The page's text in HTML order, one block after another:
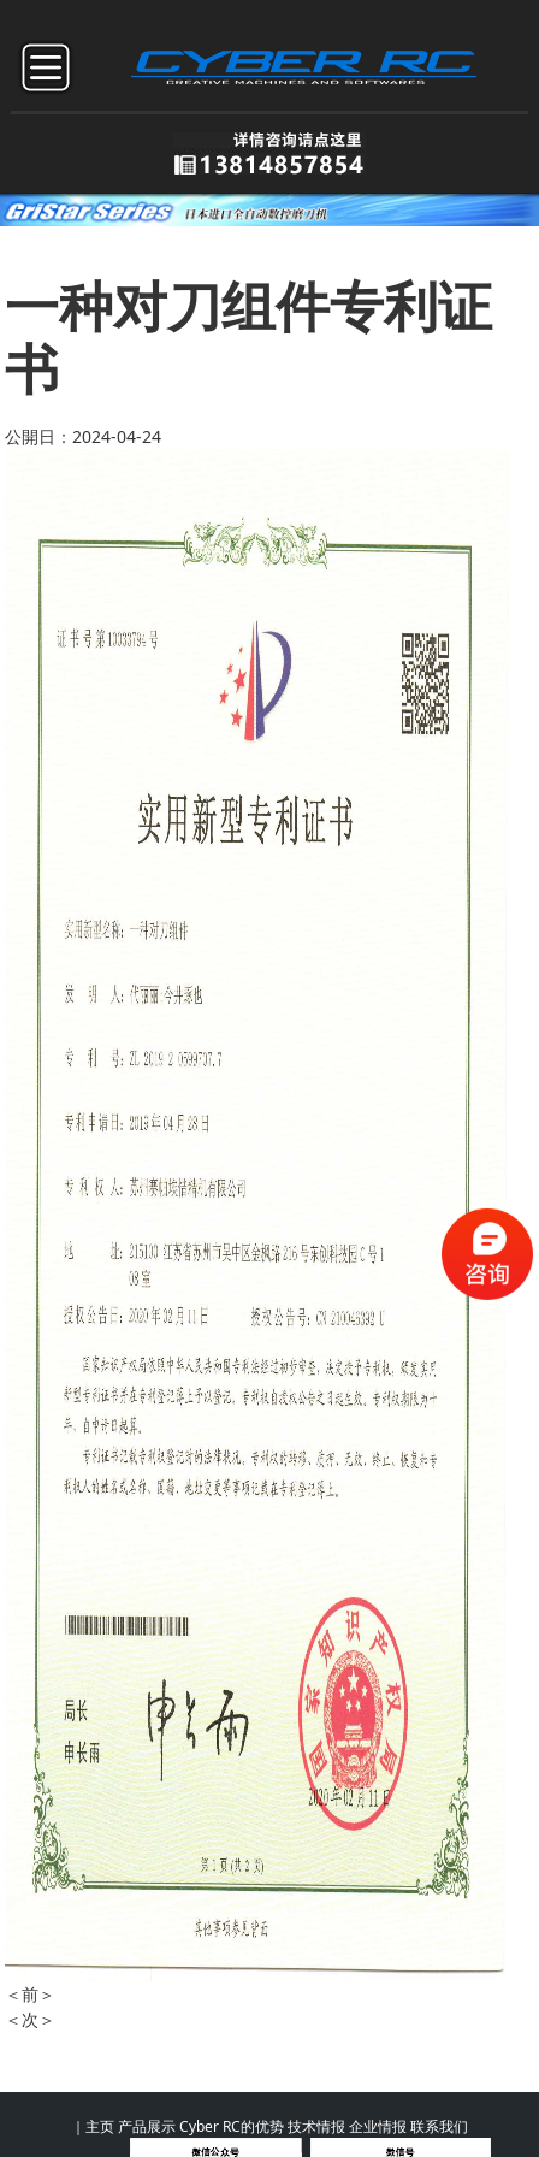
一种对刀组件专利证
书
公開日：2024-04-24
＜前＞
＜次＞
｜ 主页 产品展示Cyber RC的优势技术情报 企业情报 联系我们